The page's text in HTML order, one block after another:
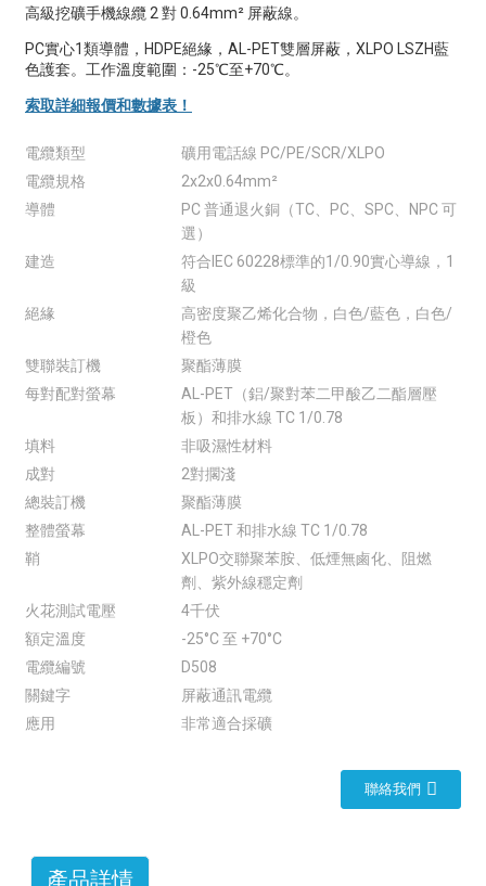
高級挖礦手機線纜 2 對 0.64mm² 屏蔽線。
PC實心1類導體，HDPE絕緣，AL-PET雙層屏蔽，XLPO LSZH藍
色護套。工作溫度範圍：-25℃至+70℃。
索取詳細報價和數據表！
電纜類型
礦用電話線 PC/PE/SCR/XLPO
電纜規格
2x2x0.64mm²
導體
PC 普通退火銅（TC、PC、SPC、NPC 可
選）
建造
符合IEC 60228標準的1/0.90實心導線，1
級
絕緣
高密度聚乙烯化合物，白色/藍色，白色/
橙色
雙聯裝訂機
聚酯薄膜
每對配對螢幕
AL-PET（鋁/聚對苯二甲酸乙二酯層壓
板）和排水線 TC 1/0.78
填料
非吸濕性材料
成對
2對擱淺
總裝訂機
聚酯薄膜
整體螢幕
AL-PET 和排水線 TC 1/0.78
鞘
XLPO交聯聚苯胺、低煙無鹵化、阻燃
劑、紫外線穩定劑
火花測試電壓
4千伏
額定溫度
-25°C 至 +70°C
電纜編號
D508
關鍵字
屏蔽通訊電纜
應用
非常適合採礦
聯絡我們
產品詳情